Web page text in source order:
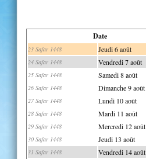
Date
23 Safar 1448 Jeudi 6 août
24 Safar 1448 Vendredi 7 août
25 Safar 1448 Samedi 8 août
26 Safar 1448 Dimanche 9 août
27 Safar 1448 Lundi 10 août
28 Safar 1448 Mardi 11 août
29 Safar 1448 Mercredi 12 août
30 Safar 1448 Jeudi 13 août
31 Safar 1448 Vendredi 14 août